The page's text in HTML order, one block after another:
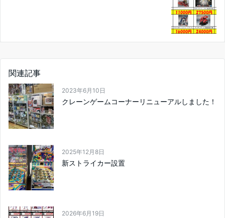
関連記事
2023年6月10日
クレーンゲームコーナーリニューアルしました！
2025年12月8日
新ストライカー設置
2026年6月19日